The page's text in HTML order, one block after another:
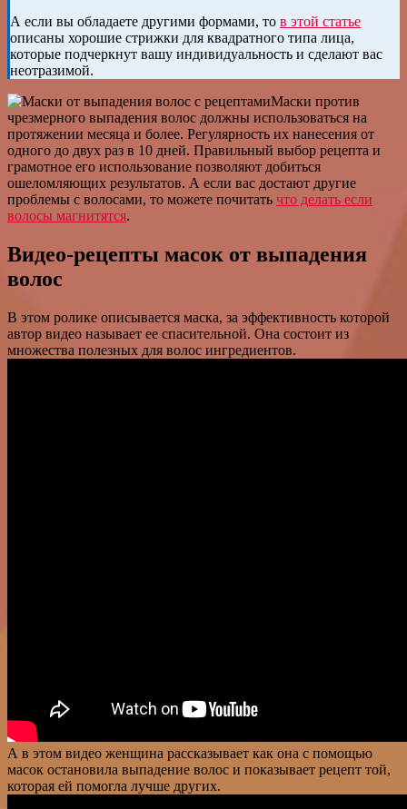
А если вы обладаете другими формами, то в этой статье
описаны хорошие стрижки для квадратного типа лица,
которые подчеркнут вашу индивидуальность и сделают вас
неотразимой.
Маски против
чрезмерного выпадения волос должны использоваться на
протяжении месяца и более. Регулярность их нанесения от
одного до двух раз в 10 дней. Правильный выбор рецепта и
грамотное его использование позволяют добиться
ошеломляющих результатов. А если вас достают другие
проблемы с волосами, то можете почитать что делать если
волосы магнитятся.
Видео-рецепты масок от выпадения
волос
В этом ролике описывается маска, за эффективность которой
автор видео называет ее спасительной. Она состоит из
множества полезных для волос ингредиентов.
А в этом видео женщина рассказывает как она с помощью
масок остановила выпадение волос и показывает рецепт той,
которая ей помогла лучше других.